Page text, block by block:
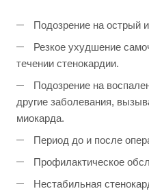
Подозрение на острый
Резкое ухудшение
течении стенокардии.
Подозрение на
другие заболевания,
миокарда.
Период до и после
Профилактическое
Нестабильная